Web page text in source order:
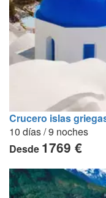
Crucero islas
10 días / 9 noches
Desde 1769 €